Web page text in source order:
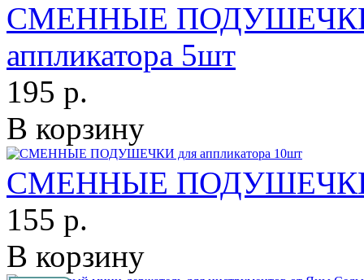
СМЕННЫЕ
аппликатора 5шт
195 р.
В корзину
СМЕННЫЕ ПОДУШЕЧКИ
155 р.
В корзину